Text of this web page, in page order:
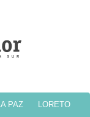
LA PAZ LORETO